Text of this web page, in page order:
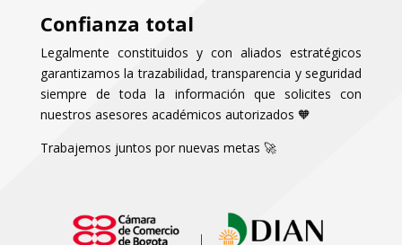
Confianza total
Legalmente constituidos y con aliados estratégicos
garantizamos la trazabilidad, transparencia y seguridad
siempre de toda la información que solicites con
nuestros asesores académicos autorizados 🧡
Trabajemos juntos por nuevas metas 🚀